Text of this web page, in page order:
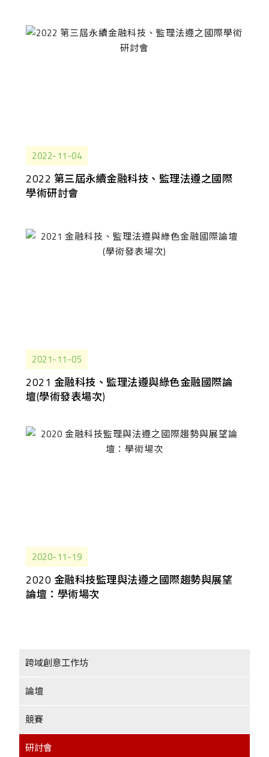
2022-11-04
2022 第三屆永續金融科技、監理法遵之國際
學術研討會
2021-11-05
2021 金融科技、監理法遵與綠色金融國際論
壇(學術發表場次)
2020-11-19
2020 金融科技監理與法遵之國際趨勢與展望
論壇：學術場次
跨域創意工作坊
論壇
競賽
研討會